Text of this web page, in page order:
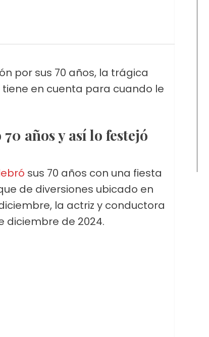
por sus 70 años, la trágica
en cuenta para cuando le
años y así lo festejó
sus 70 años con una fiesta
de diversiones ubicado en
la actriz y conductora
diciembre de 2024.